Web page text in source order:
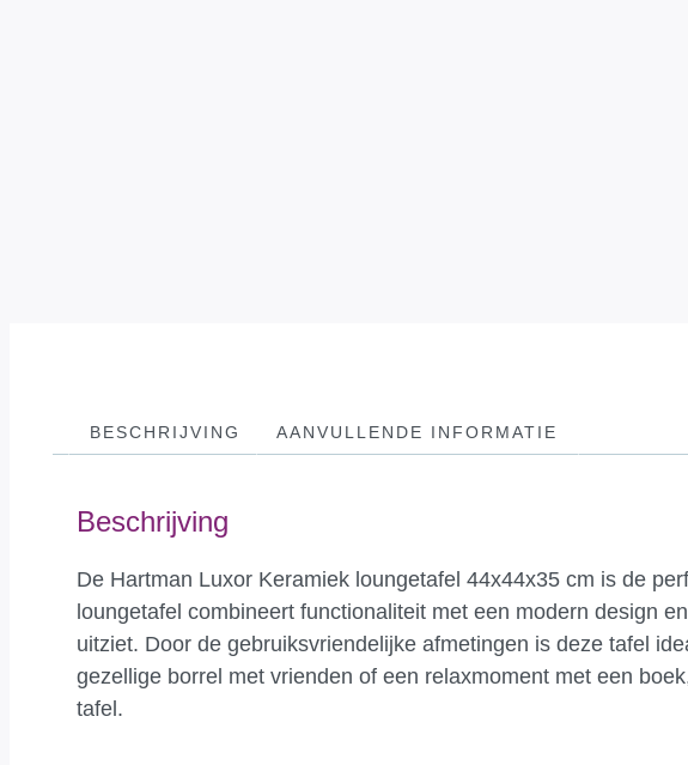
BESCHRIJVING AANVULLENDE INFORMATIE
Beschrijving
De Hartman Luxor Keramiek loungetafel 44x44x35 cm is de
loungetafel combineert functionaliteit met een modern design
uitziet. Door de gebruiksvriendelijke afmetingen is deze tafel
gezellige borrel met vrienden of een relaxmoment met een
tafel.